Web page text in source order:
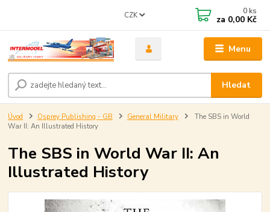
Menu
CZK
Hledat
0 ks
za 0,00 Kč
Úvod Osprey Publishing - GB General Military
The SBS in World
War II: An Illustrated History
The SBS in World War II: An
Illustrated History